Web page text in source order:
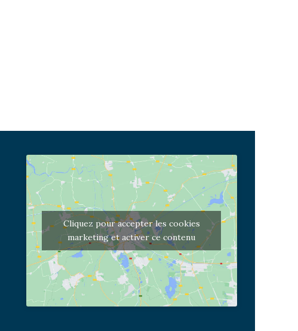
Cliquez pour accepter les cookies
marketing et activer ce contenu